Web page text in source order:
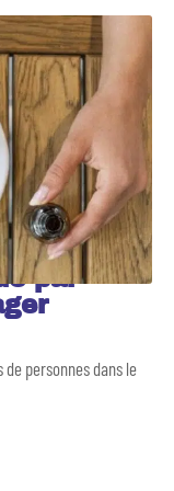
par
personnes dans le